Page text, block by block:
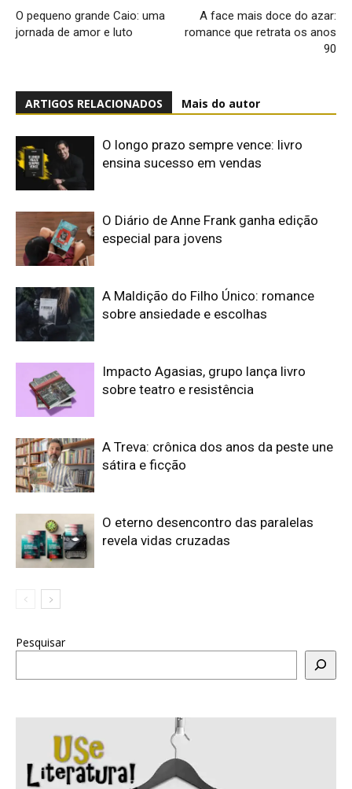
O pequeno grande Caio: uma
jornada de amor e luto
A face mais doce do azar:
romance que retrata os anos
90
ARTIGOS RELACIONADOS Mais do autor
O longo prazo sempre vence: livro
ensina sucesso em vendas
O Diário de Anne Frank ganha edição
especial para jovens
A Maldição do Filho Único: romance
sobre ansiedade e escolhas
Impacto Agasias, grupo lança livro
sobre teatro e resistência
A Treva: crônica dos anos da peste une
sátira e ficção
O eterno desencontro das paralelas
revela vidas cruzadas
Pesquisar